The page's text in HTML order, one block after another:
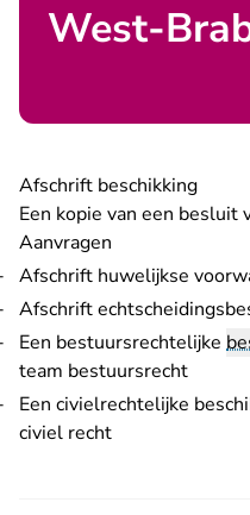
West-
Afschrift beschikking
Een kopie van een besluit
Aanvragen
Afschrift huwelijkse
Afschrift
Een bestuursrechtelijke
team bestuursrecht
Een civielrechtelijke
civiel recht